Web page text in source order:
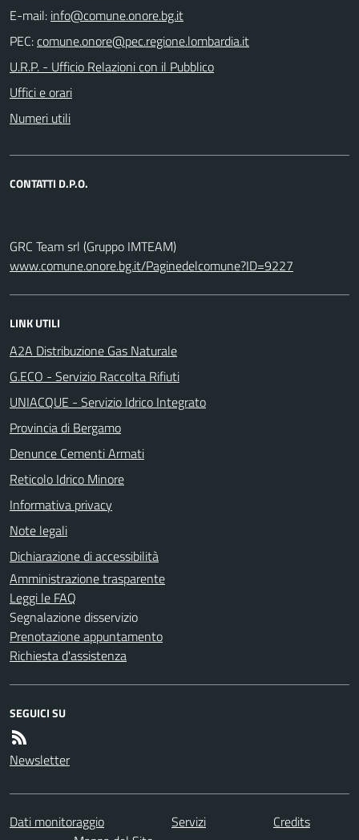
E-mail:
PEC:
U.R.P. - Ufficio Relazioni con il Pubblico
Uffici e orari
Numeri utili
CONTATTI D.P.O.
GRC Team srl (Gruppo IMTEAM)
www.comune.onore.bg.it/Paginedelcomune?ID=9227
LINK UTILI
A2A Distribuzione Gas Naturale
G.ECO - Servizio Raccolta Rifiuti
UNIACQUE - Servizio Idrico Integrato
Provincia di Bergamo
Denunce Cementi Armati
Reticolo Idrico Minore
Informativa privacy
Note legali
Dichiarazione di accessibilità
Amministrazione trasparente
Leggi le FAQ
Segnalazione disservizio
Prenotazione appuntamento
Richiesta d'assistenza
SEGUICI SU
Newsletter
Dati monitoraggio Servizi
Credits